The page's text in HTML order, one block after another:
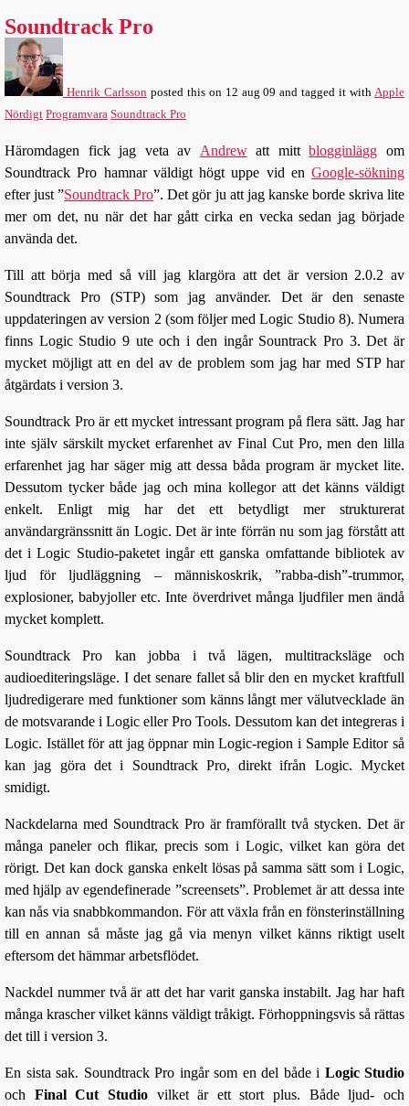
Soundtrack Pro
Henrik Carlsson posted this on 12 aug 09 and tagged it with Apple
Nördigt Programvara Soundtrack Pro
Häromdagen fick jag veta av Andrewatt mittblogginlägg om
Soundtrack Pro hamnar väldigt högt uppe vid en Google-sökning
efter just ”Soundtrack Pro”. Det gör ju att jag kanske borde skriva lite
mer om det, nu när det har gått cirka en vecka sedan jag började
använda det.
Till att börja med så vill jag klargöra att det är version 2.0.2 av
Soundtrack Pro (STP) som jag använder. Det är den senaste
uppdateringen av version 2 (som följer med Logic Studio 8). Numera
finns Logic Studio 9 ute och i den ingår Sountrack Pro 3. Det är
mycket möjligt att en del av de problem som jag har med STP har
åtgärdats i version 3.
Soundtrack Pro är ett mycket intressant program på flera sätt. Jag har
inte själv särskilt mycket erfarenhet av Final Cut Pro, men den lilla
erfarenhet jag har säger mig att dessa båda program är mycket lite.
Dessutom tycker både jag och mina kollegor att det känns väldigt
enkelt. Enligt mig har det ett betydligt mer strukturerat
användargränssnitt än Logic. Det är inte förrän nu som jag förstått att
det i Logic Studio-paketet ingår ett ganska omfattande bibliotek av
ljud för ljudläggning – människoskrik, ”rabba-dish”-trummor,
explosioner, babyjoller etc. Inte överdrivet många ljudfiler men ändå
mycket komplett.
Soundtrack Pro kan jobba i två lägen, multitracksläge och
audioediteringsläge. I det senare fallet så blir den en mycket kraftfull
ljudredigerare med funktioner som känns långt mer välutvecklade än
de motsvarande i Logic eller Pro Tools. Dessutom kan det integreras i
Logic. Istället för att jag öppnar min Logic-region i Sample Editor så
kan jag göra det i Soundtrack Pro, direkt ifrån Logic. Mycket
smidigt.
Nackdelarna med Soundtrack Pro är framförallt två stycken. Det är
många paneler och flikar, precis som i Logic, vilket kan göra det
rörigt. Det kan dock ganska enkelt lösas på samma sätt som i Logic,
med hjälp av egendefinerade ”screensets”. Problemet är att dessa inte
kan nås via snabbkommandon. För att växla från en fönsterinställning
till en annan så måste jag gå via menyn vilket känns riktigt uselt
eftersom det hämmar arbetsflödet.
Nackdel nummer två är att det har varit ganska instabilt. Jag har haft
många krascher vilket känns väldigt tråkigt. Förhoppningsvis så rättas
det till i version 3.
En sista sak. Soundtrack Pro ingår som en del både i Logic Studio
och Final Cut Studiovilket är ett stort plus. Både ljud- och